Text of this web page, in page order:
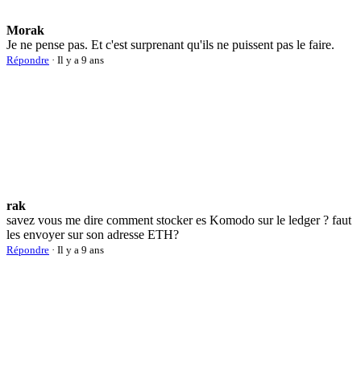
Morak
Je ne pense pas. Et c'est surprenant qu'ils ne puissent pas le faire.
Répondre · Il y a 9 ans
rak
savez vous me dire comment stocker es Komodo sur le ledger ? faut
les envoyer sur son adresse ETH?
Répondre · Il y a 9 ans